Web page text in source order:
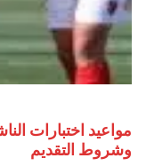
وشروط التقديم